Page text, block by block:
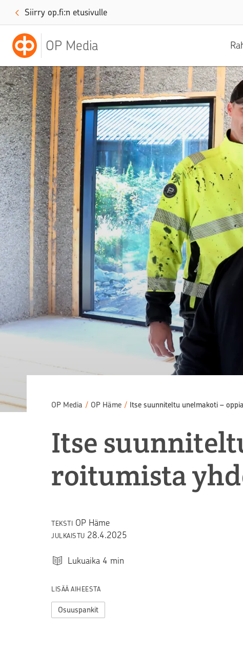
Siirry op.fi:n etusivulle
OP Media
OP Media / OP Häme / It­se suun­ni­tel­tu unel­ma­ko­ti –
It­se
roi­tu­mis­ta
TEKSTI OP Häme
JULKAISTU 28.4.2025
Lukuaika 4 min
LISÄÄ AIHEESTA
Osuuspankit